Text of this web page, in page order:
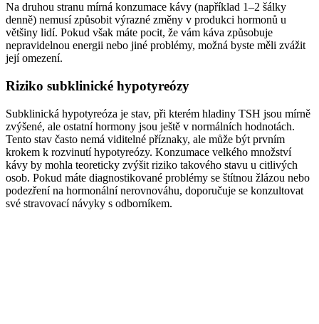
Na druhou stranu mírná konzumace kávy (například 1–2 šálky
denně) nemusí způsobit výrazné změny v produkci hormonů u
většiny lidí. Pokud však máte pocit, že vám káva způsobuje
nepravidelnou energii nebo jiné problémy, možná byste měli zvážit
její omezení.
Riziko subklinické hypotyreózy
Subklinická hypotyreóza je stav, při kterém hladiny TSH jsou mírně
zvýšené, ale ostatní hormony jsou ještě v normálních hodnotách.
Tento stav často nemá viditelné příznaky, ale může být prvním
krokem k rozvinutí hypotyreózy. Konzumace velkého množství
kávy by mohla teoreticky zvýšit riziko takového stavu u citlivých
osob. Pokud máte diagnostikované problémy se štítnou žlázou nebo
podezření na hormonální nerovnováhu, doporučuje se konzultovat
své stravovací návyky s odborníkem.